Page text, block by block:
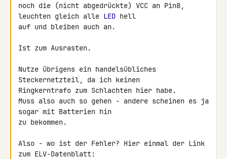
noch die (nicht abgedrückte) VCC an Pin8,
leuchten gleich alle LED hell
auf und bleiben auch an.
Ist zum Ausrasten.
Nutze übrigens ein handelsübliches
Steckernetzteil, da ich keinen
Ringkerntrafo zum Schlachten hier habe.
Muss also auch so gehen - andere scheinen es ja
sogar mit Batterien hin
zu bekommen.
Also - wo ist der Fehler? Hier einmal der Link
zum ELV-Datenblatt: